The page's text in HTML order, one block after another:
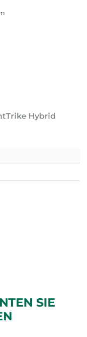
Hybrid
SIE